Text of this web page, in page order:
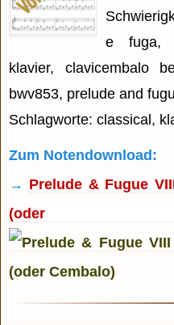
e fuga,
klavier, clavicembalo
bwv853, prelude and
Schlagworte: classical,
Zum Notendownload:
→ Prelude & Fugue
(oder